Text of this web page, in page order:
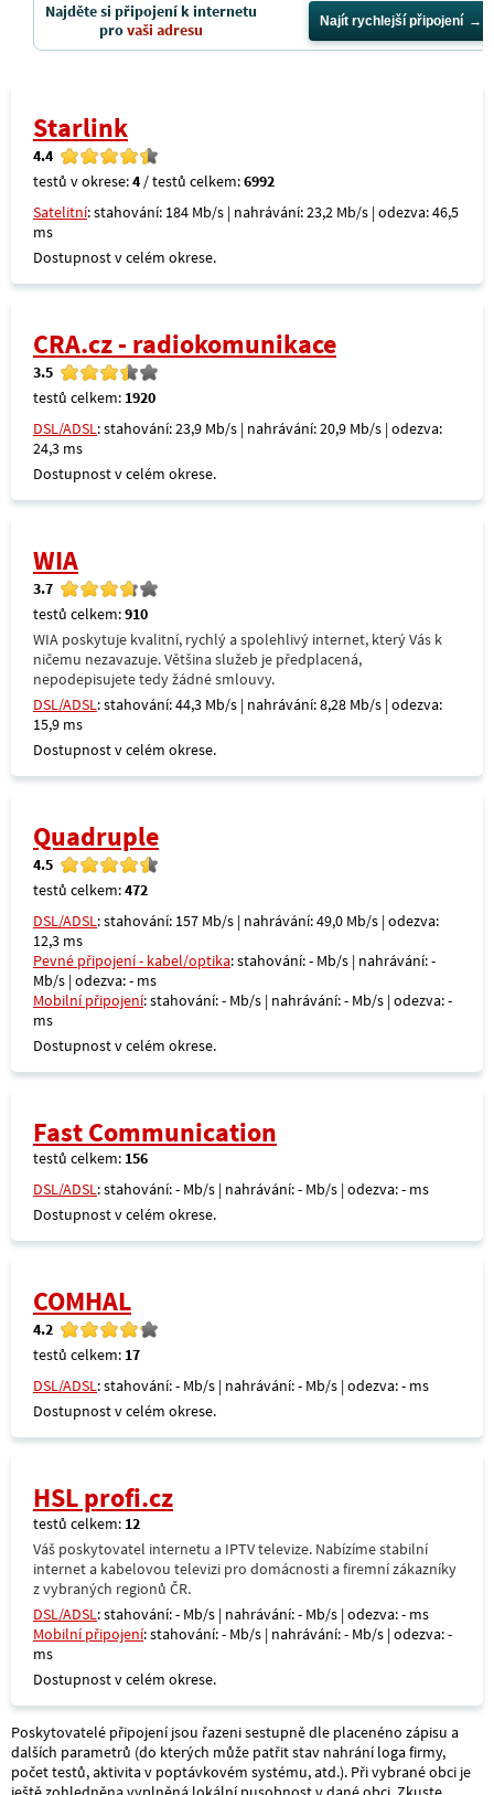
Najděte si připojení k internetu
provaši adresu Najít rychlejší připojení
Starlink
4.4
testů v okrese:4 / testů celkem:6992
Satelitní: stahování: 184 Mb/s | nahrávání: 23,2 Mb/s | odezva: 46,5
ms
Dostupnost v celém okrese.
CRA.cz - radiokomunikace
3.5
testů celkem: 1920
DSL/ADSL: stahování: 23,9 Mb/s | nahrávání: 20,9 Mb/s | odezva:
24,3 ms
Dostupnost v celém okrese.
WIA
3.7
testů celkem:910
WIA poskytuje kvalitní, rychlý a spolehlivý internet, který Vás k
ničemu nezavazuje. Většina služeb je předplacená,
nepodepisujete tedy žádné smlouvy.
DSL/ADSL: stahování: 44,3 Mb/s | nahrávání: 8,28 Mb/s | odezva:
15,9 ms
Dostupnost v celém okrese.
Quadruple
4.5
testů celkem:472
DSL/ADSL: stahování: 157 Mb/s | nahrávání: 49,0 Mb/s | odezva:
12,3 ms
Pevné připojení - kabel/optika: stahování: - Mb/s | nahrávání: -
Mb/s | odezva: - ms
Mobilní připojení: stahování: - Mb/s | nahrávání: - Mb/s | odezva: -
ms
Dostupnost v celém okrese.
Fast Communication
testů celkem: 156
DSL/ADSL: stahování: - Mb/s | nahrávání: - Mb/s | odezva: - ms
Dostupnost v celém okrese.
COMHAL
4.2
testů celkem: 17
DSL/ADSL: stahování: - Mb/s | nahrávání: - Mb/s | odezva: - ms
Dostupnost v celém okrese.
HSL profi.cz
testů celkem: 12
Váš poskytovatel internetu a IPTV televize. Nabízíme stabilní
internet a kabelovou televizi pro domácnosti a firemní zákazníky
z vybraných regionů ČR.
DSL/ADSL: stahování: - Mb/s | nahrávání: - Mb/s | odezva: - ms
Mobilní připojení: stahování: - Mb/s | nahrávání: - Mb/s | odezva: -
ms
Dostupnost v celém okrese.
Poskytovatelé připojení jsou řazeni sestupně dle placenéno zápisu a
dalších parametrů (do kterých může patřit stav nahrání loga firmy,
počet testů, aktivita v poptávkovém systému, atd.). Při vybrané obci je